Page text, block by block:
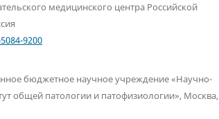
медицинского центра Российской
9200
бюджетное научное учреждение «Научно-
общей патологии и патофизиологии», Москва,